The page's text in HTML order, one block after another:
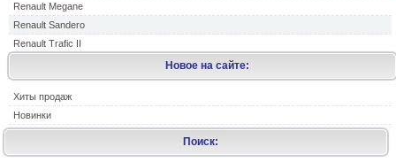
Renault Megane
Renault Sandero
Renault Trafic II
Новое на сайте:
Хиты продаж
Новинки
Поиск: